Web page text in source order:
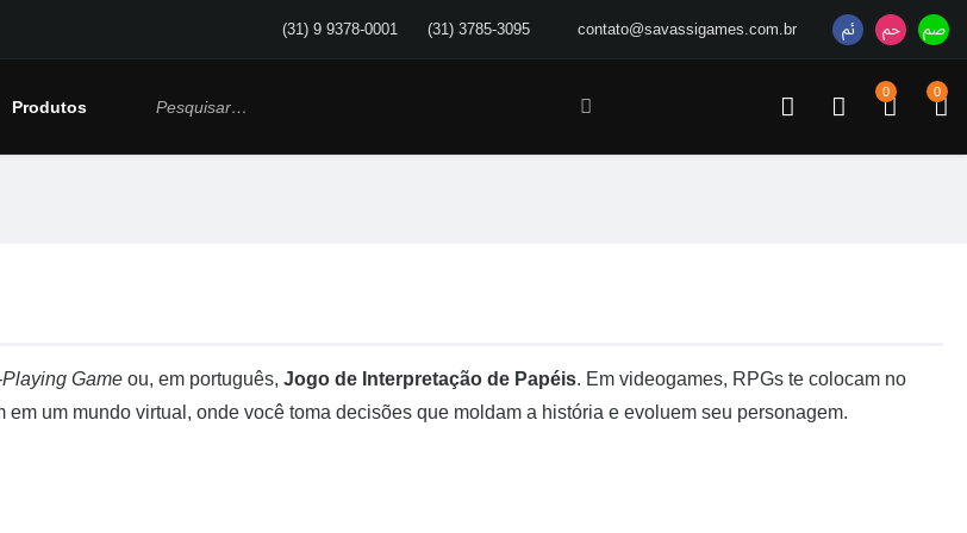
contato@savassigames.com.br
(31) 9 9378-0001 (31) 3785-3095
0
0
Produtos
Game ou, em português, Jogo de Interpretação de Papéis. Em videogames, RPGs te colocam no
em um mundo virtual, onde você toma decisões que moldam a história e evoluem seu personagem.